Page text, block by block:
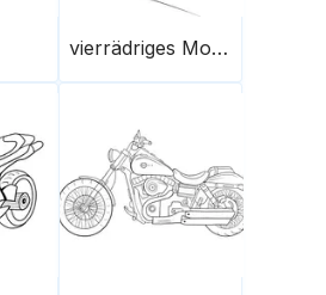
vierrädriges Motorrad